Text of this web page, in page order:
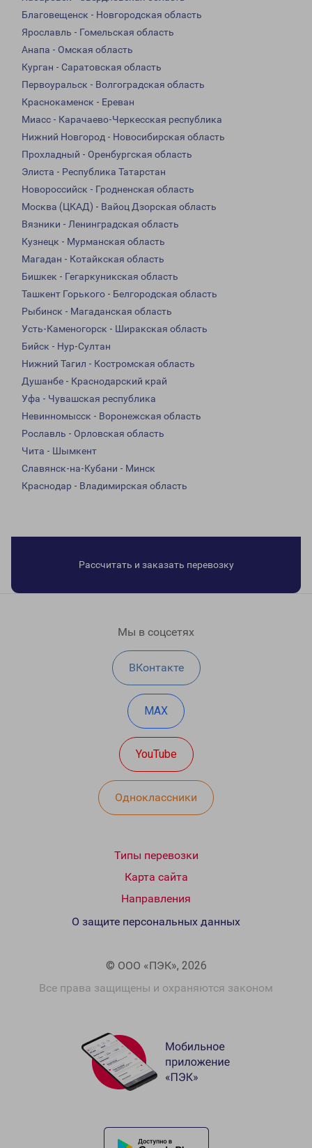
Благовещенск - Новгородская область
Ярославль - Гомельская область
Анапа - Омская область
Курган - Саратовская область
Первоуральск - Волгоградская область
Краснокаменск - Ереван
Миасс - Карачаево-Черкесская республика
Нижний Новгород - Новосибирская область
Прохладный - Оренбургская область
Элиста - Республика Татарстан
Новороссийск - Гродненская область
Москва (ЦКАД) - Вайоц Дзорская область
Вязники - Ленинградская область
Кузнецк - Мурманская область
Магадан - Котайкская область
Бишкек - Гегаркуникская область
Ташкент Горького - Белгородская область
Рыбинск - Магаданская область
Усть-Каменогорск - Ширакская область
Бийск - Нур-Султан
Нижний Тагил - Костромская область
Душанбе - Краснодарский край
Уфа - Чувашская республика
Невинномысск - Воронежская область
Рославль - Орловская область
Чита - Шымкент
Славянск-на-Кубани - Минск
Краснодар - Владимирская область
Рассчитать и заказать перевозку
Мы в соцсетях
ВКонтакте
MAX
YouTube
Одноклассники
Типы перевозки
Карта сайта
Направления
© ООО «ПЭК», 2026
Все права защищены и охраняются законом
О защите персональных данных